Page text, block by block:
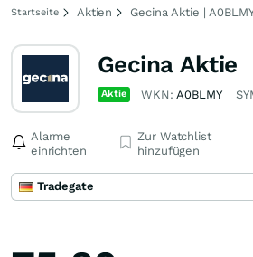
Startseite Aktien Gecina Aktie |
Gecina Aktie
Aktie WKN:A0BLMY
Alarme
einrichten
Zur Watchlist
hinzufügen
Tradegate